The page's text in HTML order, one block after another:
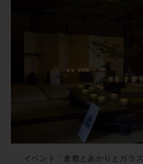
イベント「倉敷とあかりとガラ